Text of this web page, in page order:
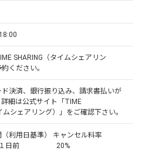
SHARING（タイムシェアリン
ください。
決済、銀行振り込み、請求書払いが
細は公式サイト「TIME
ムシェアリング）」をご確認下さい。
利用日基準） キャンセル料率
日前 　　　　　20%